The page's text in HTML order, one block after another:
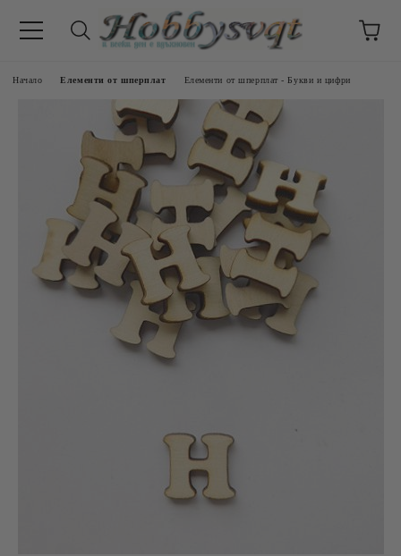
Начало Елементи от шперплат Елементи от шперплат - Букви и цифри